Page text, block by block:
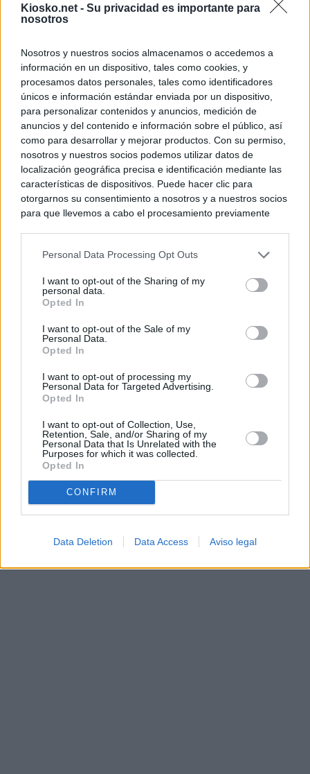
Kiosko.net - Su privacidad es importante para
nosotros
Nosotros y nuestros socios almacenamos o accedemos a
información en un dispositivo, tales como cookies, y
procesamos datos personales, tales como identificadores
únicos e información estándar enviada por un dispositivo,
para personalizar contenidos y anuncios, medición de
anuncios y del contenido e información sobre el público, así
como para desarrollar y mejorar productos. Con su permiso,
nosotros y nuestros socios podemos utilizar datos de
localización geográfica precisa e identificación mediante las
características de dispositivos. Puede hacer clic para
otorgarnos su consentimiento a nosotros y a nuestros socios
para que llevemos a cabo el procesamiento previamente
negar su consentimiento. Tenga en cuenta que algún
de su consentimiento, pero usted tiene el derecho de
rechazar tal procesamiento. Sus preferencias se aplicarán
cualquier momento entrando de nuevo en este sitio web o
visitando nuestra política de privacidad.
Personal Data Processing Opt Outs
I want to opt-out of the Sharing of my
personal data.
Opted In
I want to opt-out of the Sale of my
Personal Data.
Opted In
I want to opt-out of processing my
Personal Data for Targeted Advertising.
Opted In
I want to opt-out of Collection, Use,
Retention, Sale, and/or Sharing of my
Personal Data that Is Unrelated with the
Purposes for which it was collected.
Opted In
CONFIRM
Data Deletion Data Access Aviso legal